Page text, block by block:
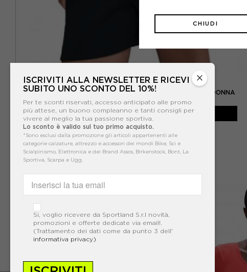
NIKE
NIKE 24.7 IMPOSSIBLYSOFT SHORTS SPORTIVI NERO DONNA
-30% 48,99€
69,99€
×
ISCRIVITI ALLA NEWSLETTER E RICEVI
SUBITO UNO SCONTO DEL 10%!
Per te sconti riservati, accesso anticipato alle promo
più attese, un buono compleanno e tanti consigli per
vivere al meglio la tua passione sportiva.
Lo sconto è valido sul tuo primo acquisto.
*Sono esclusi dalla promozione gli articoli appartenenti alle
categorie calzature, attrezzo e accessori dei mondi Bike, Sci e
Scialpinismo, Elettronica e dei Brand Assos, Birkenstock, Bont, La
Sportiva, Scarpa e Ugg.
Si, voglio ricevere da Sportland S.r.l novità,
promozioni e offerte dedicate via email!.
(Trattamento dei dati come da punto 3 dell'
informativa privacy)
CHIUDI